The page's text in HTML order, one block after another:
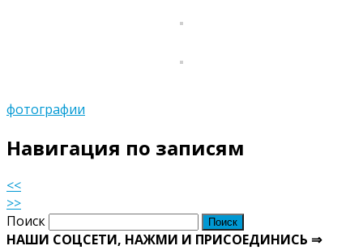
фотографии
Навигация по записям
<<
>>
Поиск
НАШИ СОЦСЕТИ, НАЖМИ И ПРИСОЕДИНИСЬ ⇒